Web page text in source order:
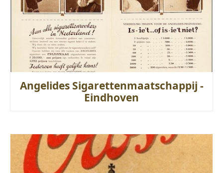
Angelides Sigarettenmaatschappij -
Eindhoven